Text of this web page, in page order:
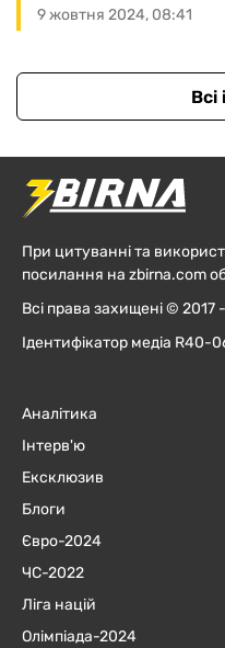
9 жовтня 2024, 08:41
При цитуванні та
посилання на zbirna.com
Всі права захищені ©
Ідентифікатор медіа R40-
Аналітика
Інтерв'ю
Ексклюзив
Блоги
Євро-2024
ЧC-2022
Ліга націй
Олімпіада-2024